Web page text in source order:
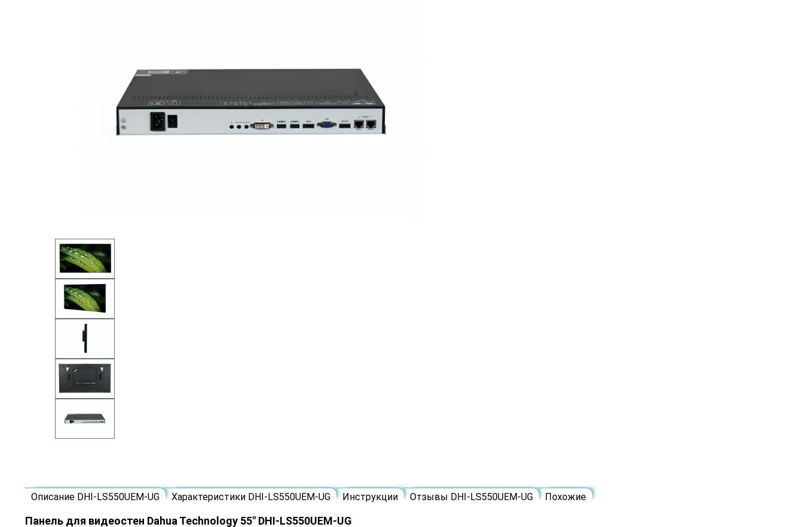
Описание DHI-LS550UEM-UG Характеристики DHI-LS550UEM-UG Инструкции Отзывы DHI-LS550UEM-UG Похожие
Панель для видеостен Dahua Technology 55" DHI-LS550UEM-UG